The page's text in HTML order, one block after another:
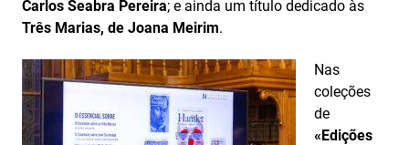
Carlos Seabra Pereira; e ainda um título dedicado às
Três Marias, de Joana Meirim.
Nas
coleções
de
«Edições